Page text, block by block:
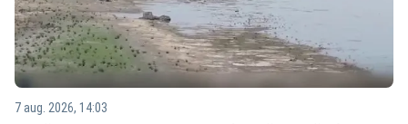
7 aug. 2026, 14:03